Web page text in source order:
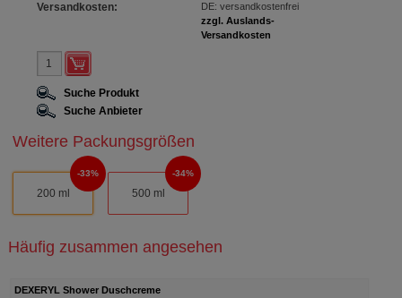
Versandkosten:
DE: versandkostenfrei
zzgl. Auslands-
Versandkosten
Suche Produkt
Suche Anbieter
Weitere Packungsgrößen
200 ml
33%
500 ml
34%
Häufig zusammen angesehen
DEXERYL Shower Duschcreme